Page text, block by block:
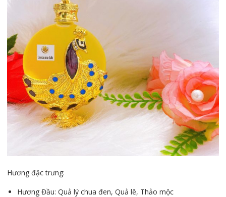
Hương đặc trưng:
Hương Đầu: Quả lý chua đen, Quả lê, Thảo mộc